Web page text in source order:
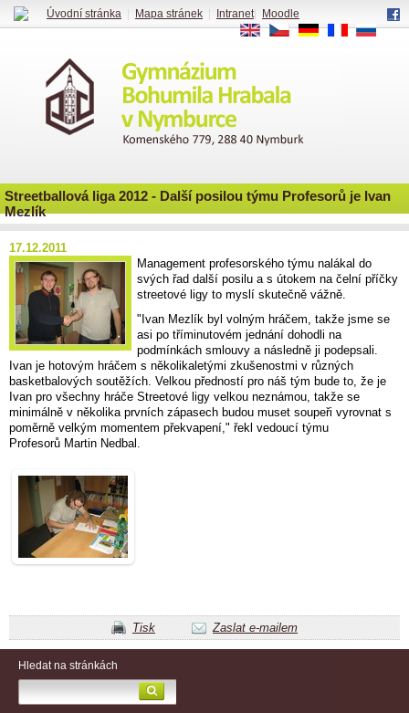
Streetballová liga 2012 - Další posilou týmu Profesorů je Ivan
Mezlík
17.12.2011
Management profesorského týmu nalákal do
svých řad další posilu a s útokem na čelní příčky
streetové ligy to myslí skutečně vážně.
"Ivan Mezlík byl volným hráčem, takže jsme se
asi po tříminutovém jednání dohodli na
podmínkách smlouvy a následně ji podepsali.
Ivan je hotovým hráčem s několikaletými zkušenostmi v různých
basketbalových soutěžích. Velkou předností pro náš tým bude to, že je
Ivan pro všechny hráče Streetové ligy velkou neznámou, takže se
minimálně v několika prvních zápasech budou muset soupeři vyrovnat s
poměrně velkým momentem překvapení," řekl vedoucí týmu
Profesorů Martin Nedbal.
Tisk Zaslat e-mailem
Hledat na stránkách
Úvodní stránka Mapa stránek Intranet|
Moodle
EN
CS DE FR RU